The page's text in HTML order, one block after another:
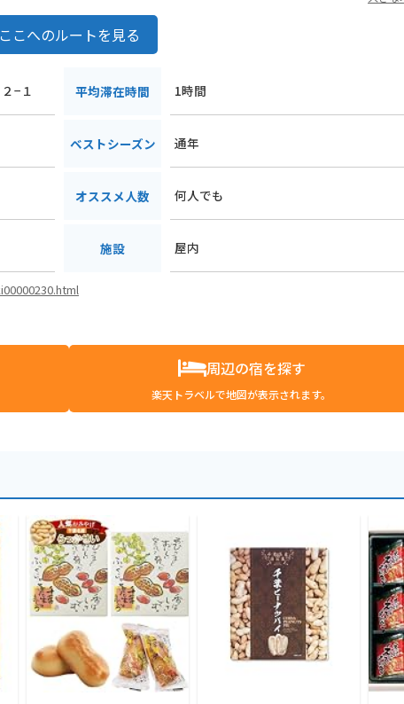
ここへのルートを見る
−１ 平均滞在時間 1時間
ベストシーズン 通年
オススメ人数 何人でも
施設 屋内
周辺の宿を探す
楽天トラベルで地図が表示されます。